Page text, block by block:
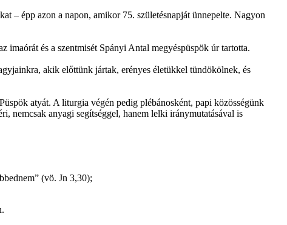
– épp azon a napon, amikor 75. születésnapját ünnepelte. Nagyon
és a szentmisét Spányi Antal megyéspüspök úr tartotta.
akik előttünk jártak, erényes életükkel tündökölnek, és
atyát. A liturgia végén pedig plébánosként, papi közösségünk
nemcsak anyagi segítséggel, hanem lelki iránymutatásával is
(vö. Jn 3,30);